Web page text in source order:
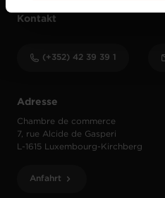
vos données personnelles,
Adresse
Chambre de commerce
7, rue Alcide de Gasperi
L-1615 Luxembourg-Kirchberg
Anfahrt
Kontakt
(+352) 42 39 39 1